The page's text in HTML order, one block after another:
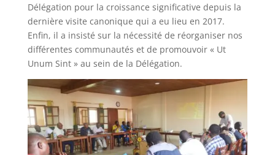
Délégation pour la croissance significative depuis la
dernière visite canonique qui a eu lieu en 2017.
Enfin, il a insisté sur la nécessité de réorganiser nos
différentes communautés et de promouvoir « Ut
Unum Sint » au sein de la Délégation.